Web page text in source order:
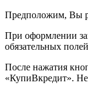
Предположим, Вы
При оформлении
обязательных
После нажатия
«КупиВкредит».